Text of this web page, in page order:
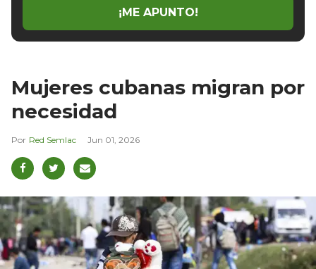
¡ME APUNTO!
Mujeres cubanas migran por
necesidad
Red Semlac Jun 01, 2026